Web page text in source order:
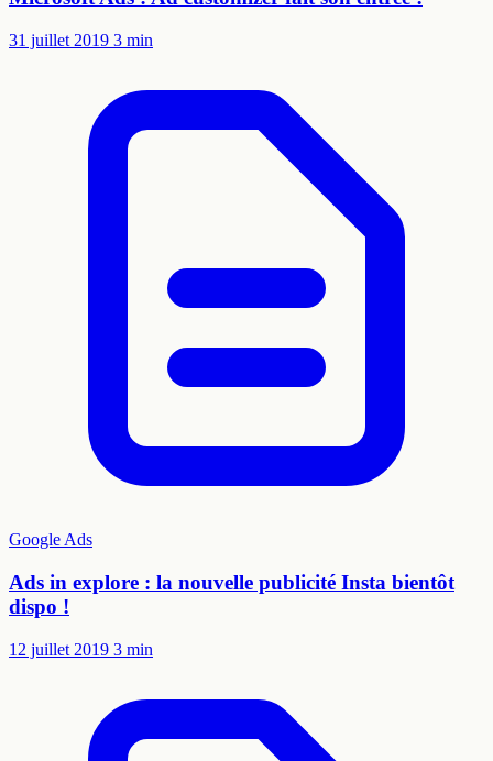
31 juillet 2019 3 min
Google Ads
Ads in explore : la nouvelle publicité Insta bientôt
dispo !
12 juillet 2019 3 min